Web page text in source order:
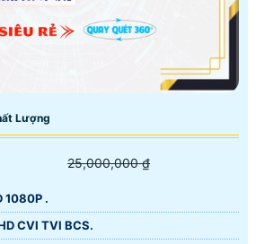
Lượng
25,000,000 ₫
1080P .
CVI TVI BCS.